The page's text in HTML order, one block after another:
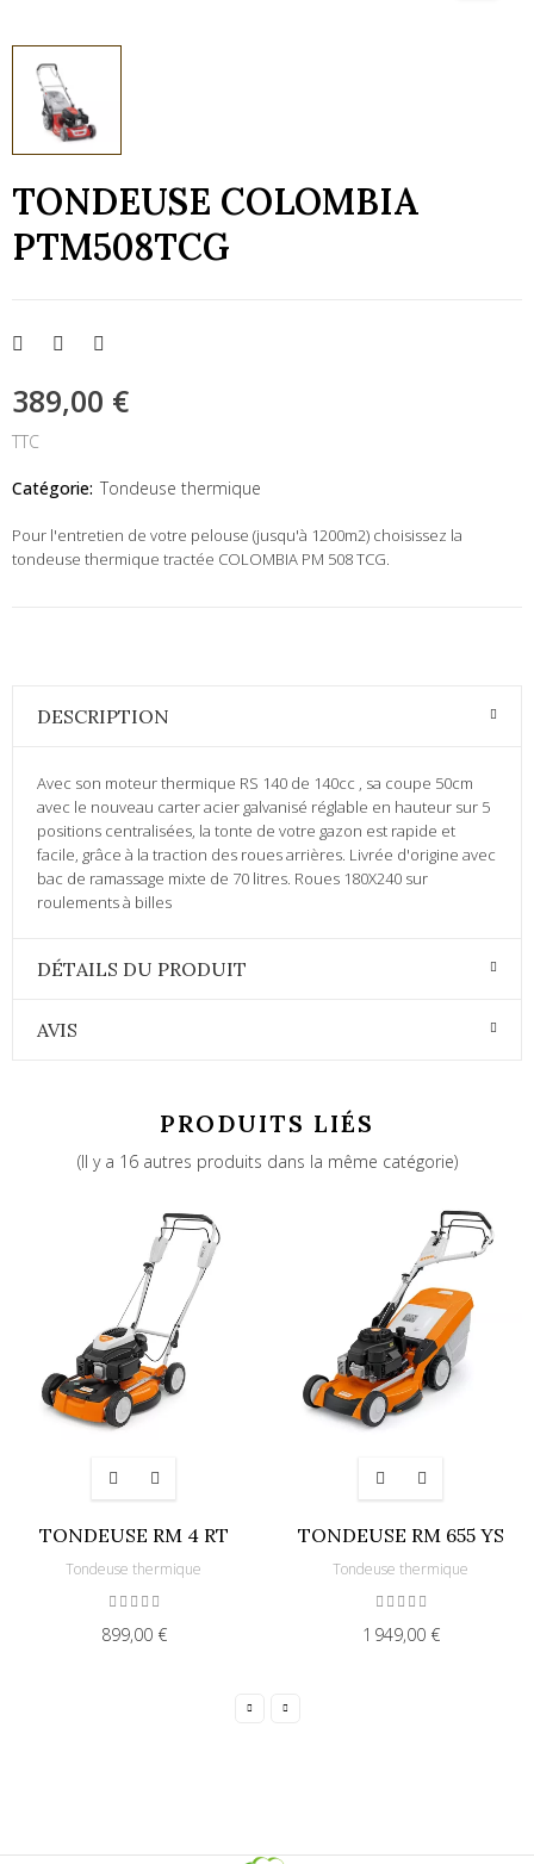
TONDEUSE COLOMBIA
PTM508TCG
389,00 €
TTC
Catégorie: Tondeuse thermique
Pour l'entretien de votre pelouse (jusqu'à 1200m2) choisissez la
tondeuse thermique tractée COLOMBIA PM 508 TCG.
DESCRIPTION
Avec son moteur thermique RS 140 de 140cc , sa coupe 50cm
avec le nouveau carter acier galvanisé réglable en hauteur sur 5
positions centralisées, la tonte de votre gazon est rapide et
facile, grâce à la traction des roues arrières. Livrée d'origine avec
bac de ramassage mixte de 70 litres. Roues 180X240 sur
roulements à billes
DÉTAILS DU PRODUIT
AVIS
PRODUITS LIÉS
(Il y a 16 autres produits dans la même catégorie)
TONDEUSE RM 4 RT
Tondeuse thermique
899,00 €
TONDEUSE RM 655 YS
Tondeuse thermique
1 949,00 €